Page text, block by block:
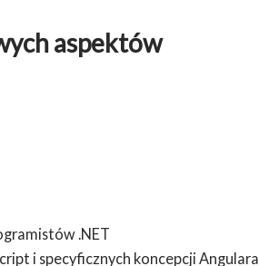
aspektów
.NET
i specyficznych koncepcji Angulara